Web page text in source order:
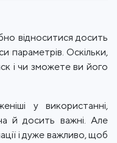
відноситися досить
параметрів. Оскільки,
і чи зможете ви його
у використанні,
й досить важні. Але
і дуже важливо, щоб